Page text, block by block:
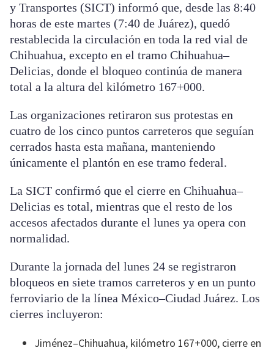
y Transportes (SICT) informó que, desde las 8:40
horas de este martes (7:40 de Juárez), quedó
restablecida la circulación en toda la red vial de
Chihuahua, excepto en el tramo Chihuahua–
Delicias, donde el bloqueo continúa de manera
total a la altura del kilómetro 167+000.
Las organizaciones retiraron sus protestas en
cuatro de los cinco puntos carreteros que seguían
cerrados hasta esta mañana, manteniendo
únicamente el plantón en ese tramo federal.
La SICT confirmó que el cierre en Chihuahua–
Delicias es total, mientras que el resto de los
accesos afectados durante el lunes ya opera con
normalidad.
Durante la jornada del lunes 24 se registraron
bloqueos en siete tramos carreteros y en un punto
ferroviario de la línea México–Ciudad Juárez. Los
cierres incluyeron:
Jiménez–Chihuahua, kilómetro 167+000, cierre en